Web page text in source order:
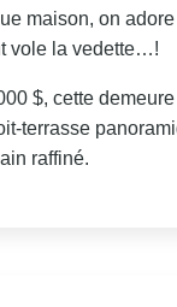
maison, on adore
vole la vedette…!
$, cette
terrasse
raffiné.